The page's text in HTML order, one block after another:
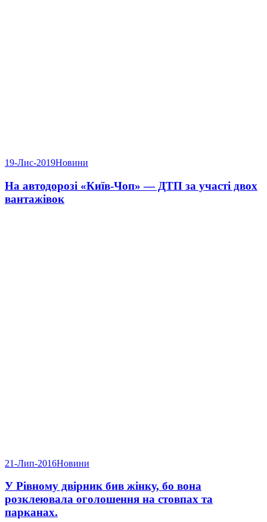
19-Лис-2019Новини
На автодорозі «Київ-Чоп» — ДТП за участі двох
вантажівок
21-Лип-2016Новини
У Рівному двірник бив жінку, бо вона
розклеювала оголошення на стовпах та
парканах.